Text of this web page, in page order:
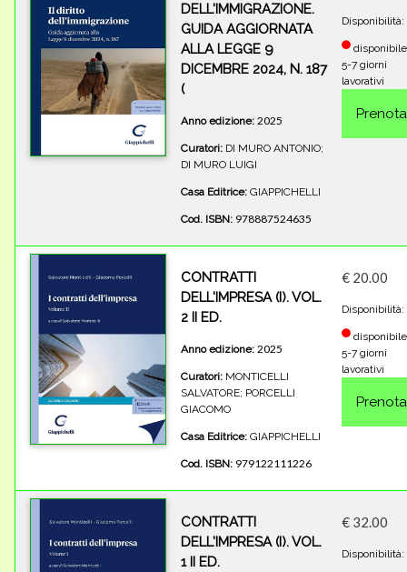
DELL'IMMIGRAZIONE.
GUIDA AGGIORNATA
ALLA LEGGE 9
DICEMBRE 2024, N. 187
(
Anno edizione: 2025
Curatori: DI MURO ANTONIO;
DI MURO LUIGI
Casa Editrice: GIAPPICHELLI
Cod. ISBN: 978887524635
Disponibilità:
5-7 giorni
lavorativi
CONTRATTI
DELL'IMPRESA (I). VOL.
2 II ED.
Anno edizione: 2025
Curatori: MONTICELLI
SALVATORE; PORCELLI
GIACOMO
Casa Editrice: GIAPPICHELLI
Cod. ISBN: 979122111226
€ 20.00
Disponibilità:
5-7 giorni
lavorativi
CONTRATTI
DELL'IMPRESA (I). VOL.
1 II ED.
€ 32.00
Disponibilità: